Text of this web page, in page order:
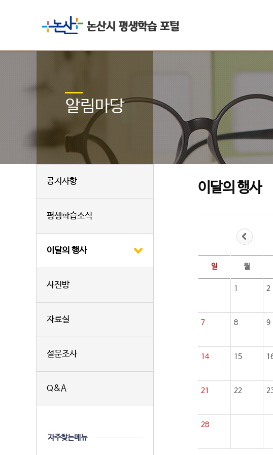
알림마당
공지사항
평생학습소식
이달의 행사
사진방
자료실
설문조사
Q&A
자주찾는메뉴
이달의 행사
일 월
1 2
7 8 9
14 15
21 22
28